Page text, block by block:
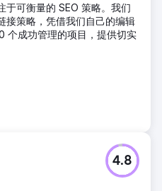
于可衡量的 SEO 策略。我们
接策略，凭借我们自己的编辑
个成功管理的项目，提供切实
4.8